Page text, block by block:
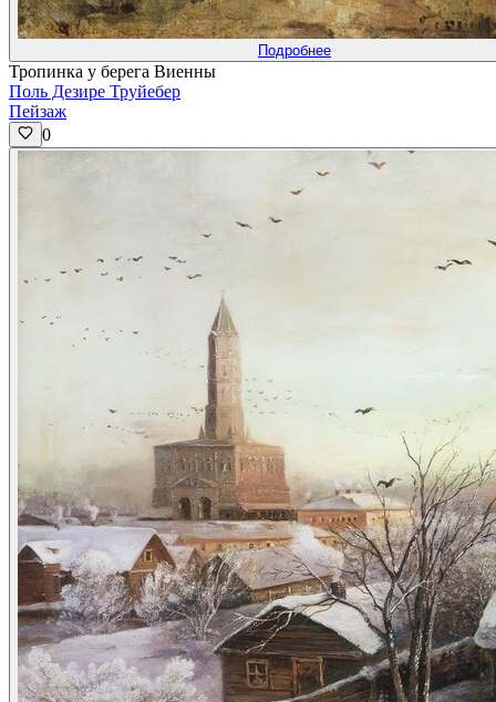
Подробнее
Тропинка у берега Виенны
Поль Дезире Труйебер
Пейзаж
0